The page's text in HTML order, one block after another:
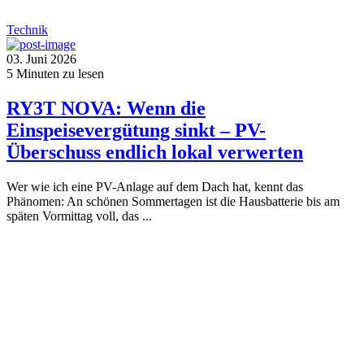
Technik
03. Juni 2026
5 Minuten zu lesen
RY3T NOVA: Wenn die
Einspeisevergütung sinkt – PV-
Überschuss endlich lokal verwerten
Wer wie ich eine PV-Anlage auf dem Dach hat, kennt das
Phänomen: An schönen Sommertagen ist die Hausbatterie bis am
späten Vormittag voll, das ...